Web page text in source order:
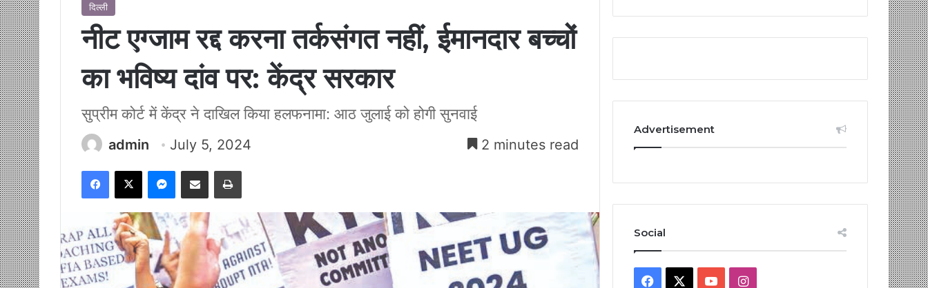
दिल्ली
नीट एग्जाम रद्द करना तर्कसंगत नहीं, ईमानदार बच्चों
का भविष्य दांव पर: केंद्र सरकार
सुप्रीम कोर्ट में केंद्र ने दाखिल किया हलफनामा: आठ जुलाई को होगी सुनवाई
admin July 5, 2024 2 minutes read
Facebook
X Messenger
Share via Email Print
Advertisement
Social
Facebook YouTubeInstagram